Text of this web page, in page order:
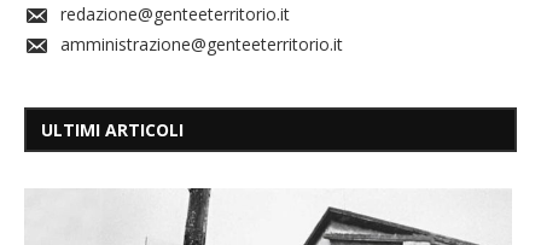
redazione@genteeterritorio.it
amministrazione@genteeterritorio.it
ULTIMI ARTICOLI